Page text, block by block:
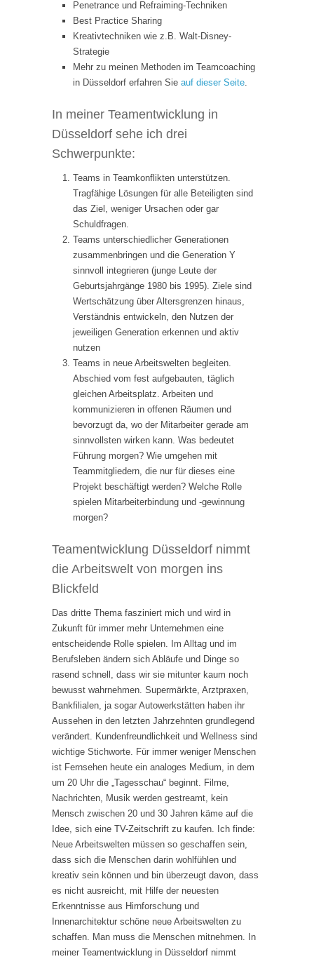
Penetrance und Refraiming-Techniken
Best Practice Sharing
Kreativtechniken wie z.B. Walt-Disney-
Strategie
Mehr zu meinen Methoden im Teamcoaching
in Düsseldorf erfahren Sie auf dieser Seite.
In meiner Teamentwicklung in
Düsseldorf sehe ich drei
Schwerpunkte:
Teams in Teamkonflikten unterstützen.
Tragfähige Lösungen für alle Beteiligten sind
das Ziel, weniger Ursachen oder gar
Schuldfragen.
Teams unterschiedlicher Generationen
zusammenbringen und die Generation Y
sinnvoll integrieren (junge Leute der
Geburtsjahrgänge 1980 bis 1995). Ziele sind
Wertschätzung über Altersgrenzen hinaus,
Verständnis entwickeln, den Nutzen der
jeweiligen Generation erkennen und aktiv
nutzen
Teams in neue Arbeitswelten begleiten.
Abschied vom fest aufgebauten, täglich
gleichen Arbeitsplatz. Arbeiten und
kommunizieren in offenen Räumen und
bevorzugt da, wo der Mitarbeiter gerade am
sinnvollsten wirken kann. Was bedeutet
Führung morgen? Wie umgehen mit
Teammitgliedern, die nur für dieses eine
Projekt beschäftigt werden? Welche Rolle
spielen Mitarbeiterbindung und -gewinnung
morgen?
Teamentwicklung Düsseldorf nimmt
die Arbeitswelt von morgen ins
Blickfeld
Das dritte Thema fasziniert mich und wird in
Zukunft für immer mehr Unternehmen eine
entscheidende Rolle spielen. Im Alltag und im
Berufsleben ändern sich Abläufe und Dinge so
rasend schnell, dass wir sie mitunter kaum noch
bewusst wahrnehmen. Supermärkte, Arztpraxen,
Bankfilialen, ja sogar Autowerkstätten haben ihr
Aussehen in den letzten Jahrzehnten grundlegend
verändert. Kundenfreundlichkeit und Wellness sind
wichtige Stichworte. Für immer weniger Menschen
ist Fernsehen heute ein analoges Medium, in dem
um 20 Uhr die „Tagesschau“ beginnt. Filme,
Nachrichten, Musik werden gestreamt, kein
Mensch zwischen 20 und 30 Jahren käme auf die
Idee, sich eine TV-Zeitschrift zu kaufen. Ich finde:
Neue Arbeitswelten müssen so geschaffen sein,
dass sich die Menschen darin wohlfühlen und
kreativ sein können und bin überzeugt davon, dass
es nicht ausreicht, mit Hilfe der neuesten
Erkenntnisse aus Hirnforschung und
Innenarchitektur schöne neue Arbeitswelten zu
schaffen. Man muss die Menschen mitnehmen. In
meiner Teamentwicklung in Düsseldorf nimmt